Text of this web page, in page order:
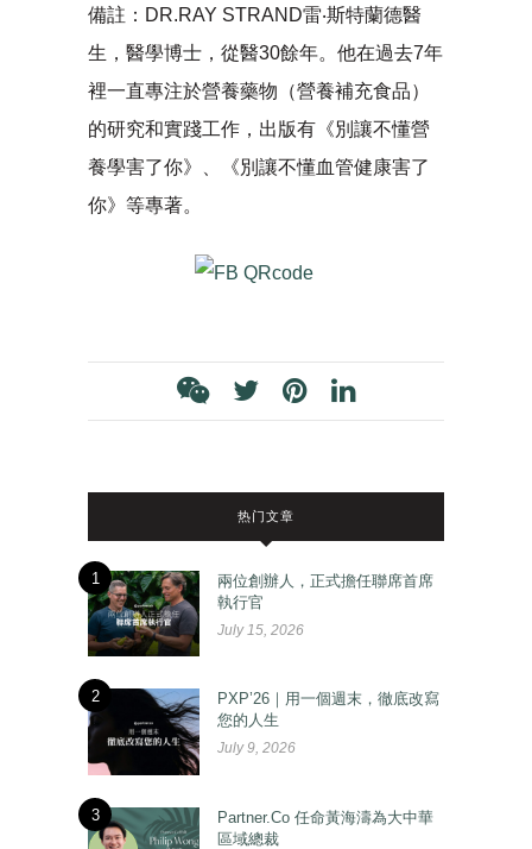
備註：DR.RAY STRAND雷‧斯特蘭德醫
生，醫學博士，從醫30餘年。他在過去7年
裡一直專注於營養藥物（營養補充食品）
的研究和實踐工作，出版有《別讓不懂營
養學害了你》、《別讓不懂血管健康害了
你》等專著。
热门文章
1
兩位創辦人，正式擔任聯席首席
執行官
July 15, 2026
2
PXP’26｜用一個週末，徹底改寫
您的人生
July 9, 2026
3
Partner.Co 任命黃海濤為大中華
區域總裁